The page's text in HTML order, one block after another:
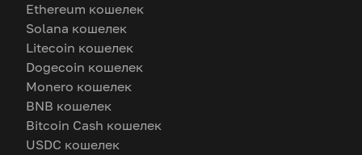
Ethereum кошелек
Solana кошелек
Litecoin кошелек
Dogecoin кошелек
Monero кошелек
BNB кошелек
Bitcoin Cash кошелек
USDC кошелек